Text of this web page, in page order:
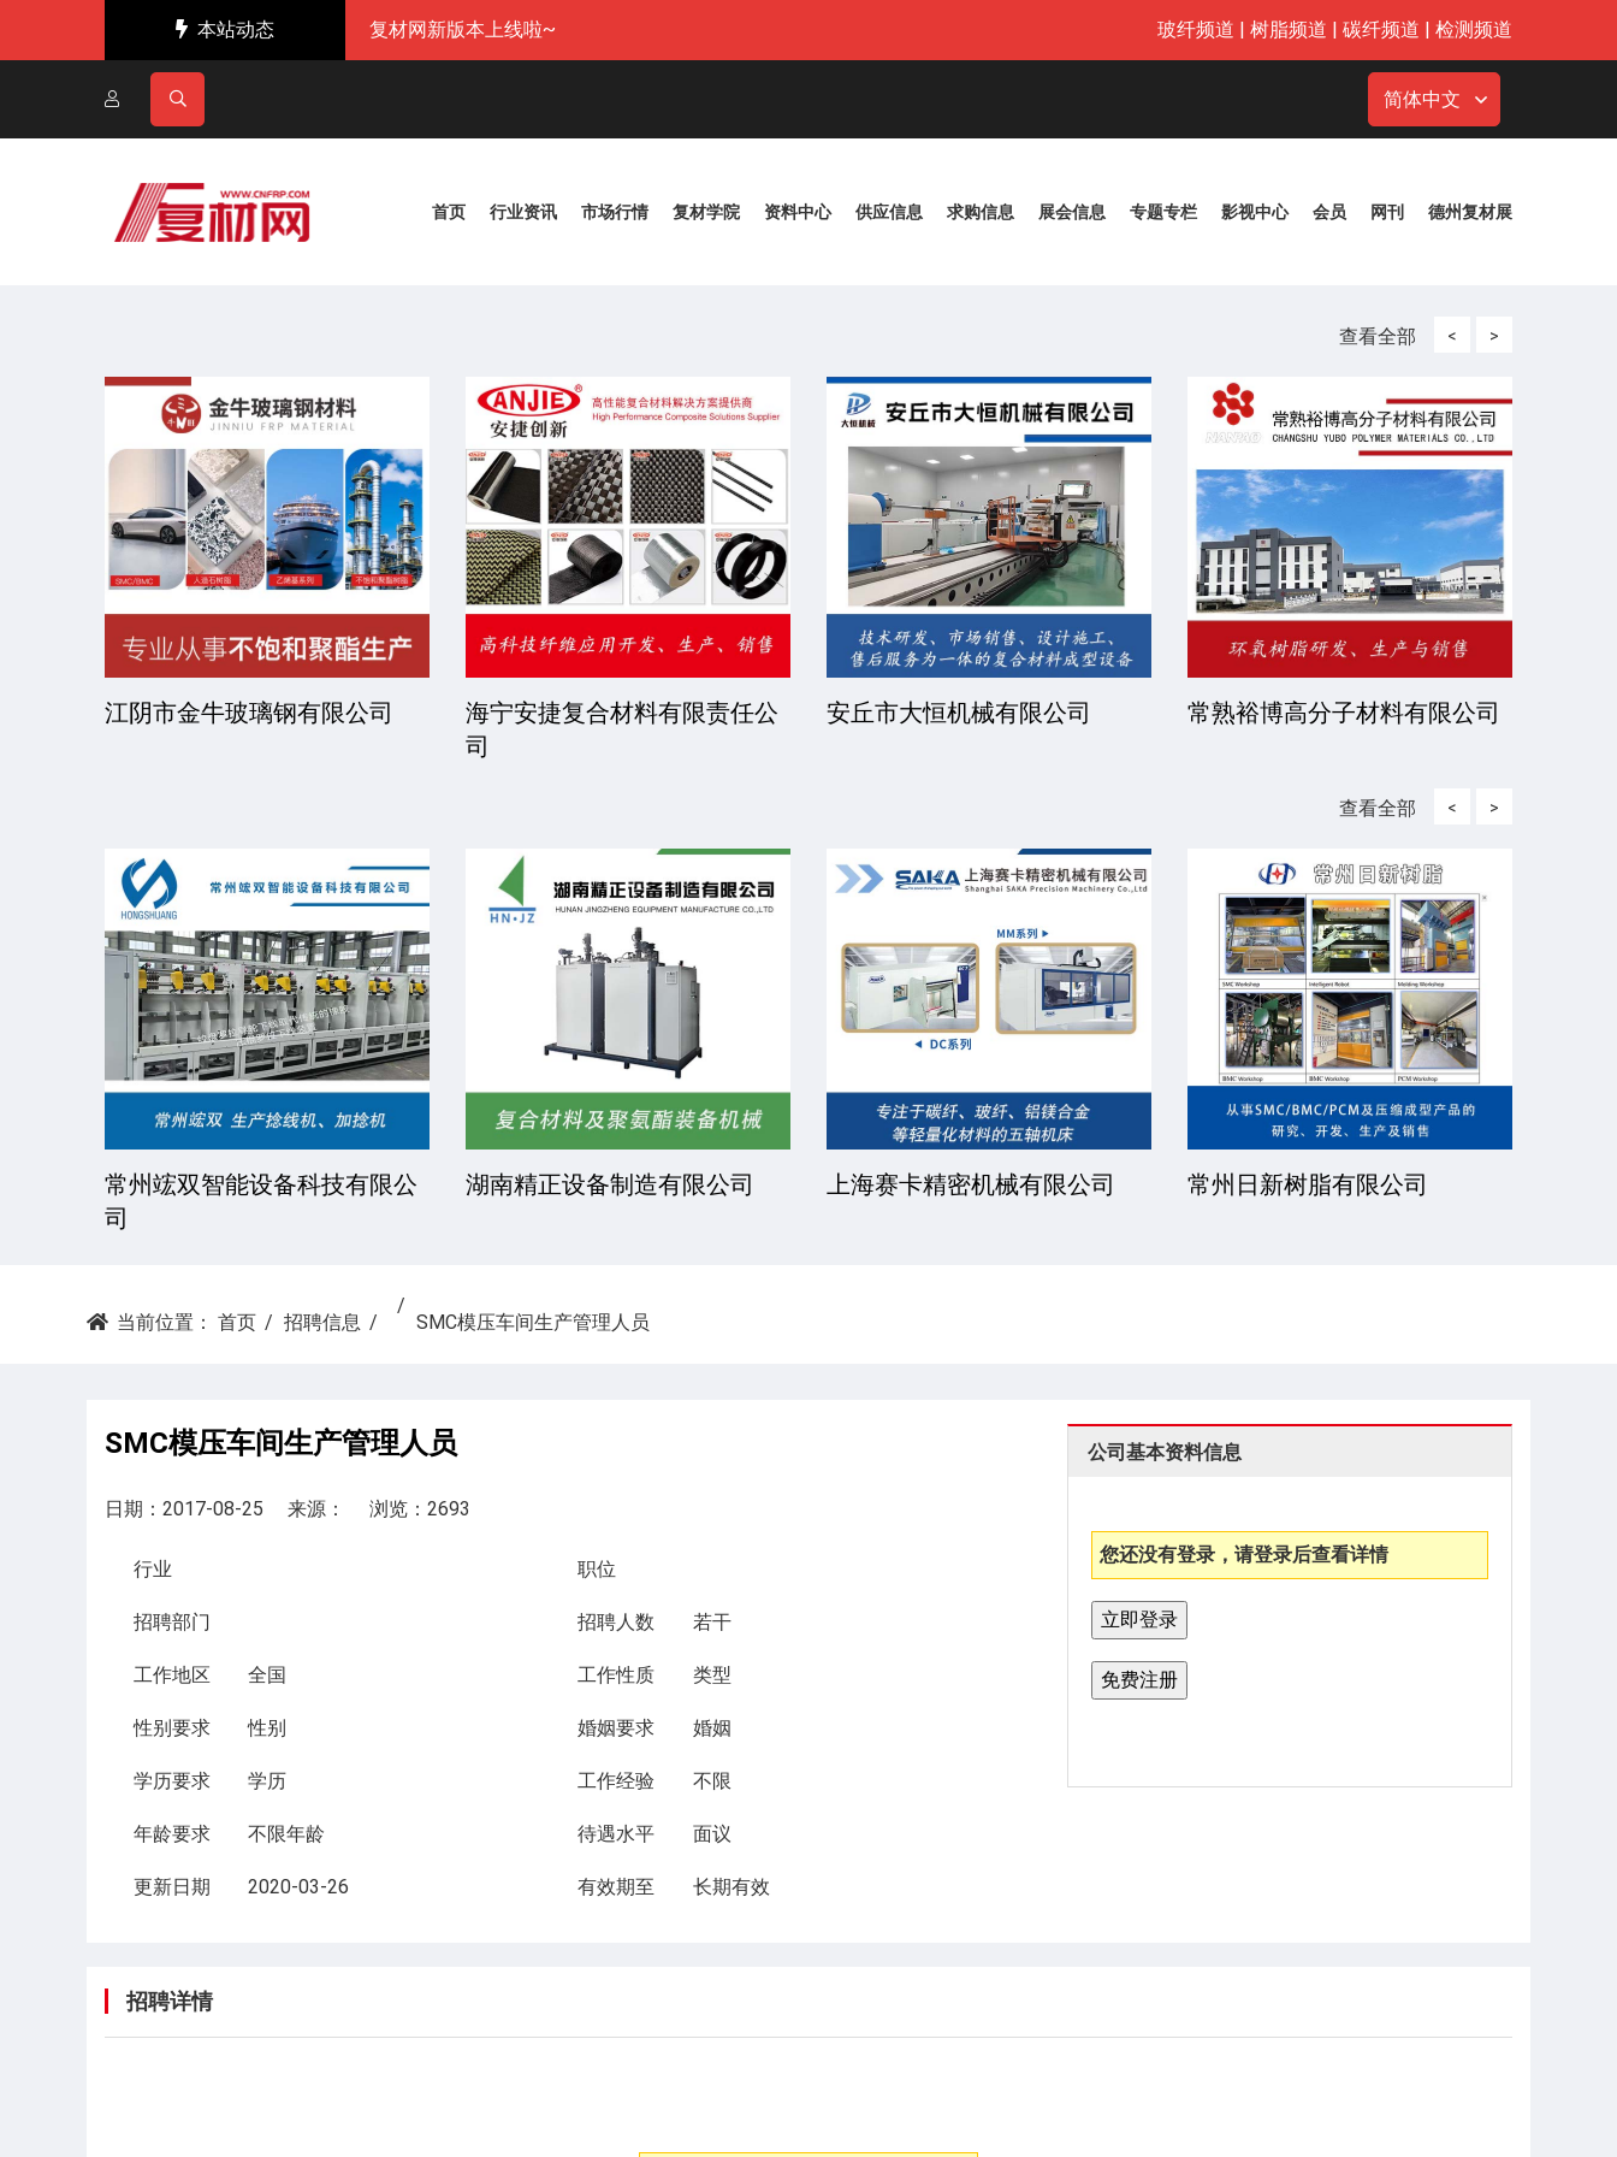
本站动态 复材网新版本上线啦~ 玻纤频道 | 树脂频道 | 碳纤频道 | 检测频道
简体中文
首页 行业资讯 市场行情 复材学院 资料中心 供应信息 求购信息 展会信息 专题专栏 影视中心 会员 网刊 德州复材展
查看全部 <
江阴市金牛玻璃钢有限公司
海宁安捷复合材料有限责任公
司
安丘市大恒机械有限公司 常熟裕博高分子材料有限公司
>
查看全部 <
常州竤双智能设备科技有限公
司
湖南精正设备制造有限公司 上海赛卡精密机械有限公司 常州日新树脂有限公司
>
当前位置： 首页 招聘信息 SMC模压车间生产管理人员
SMC模压车间生产管理人员
日期：2017-08-25 来源： 浏览：2693
行业 职位
招聘部门 招聘人数 若干
工作地区 全国 工作性质 类型
性别要求 性别 婚姻要求 婚姻
学历要求 学历 工作经验 不限
年龄要求 不限年龄 待遇水平 面议
更新日期 2020-03-26 有效期至 长期有效
公司基本资料信息
您还没有登录，请登录后查看详情
招聘详情